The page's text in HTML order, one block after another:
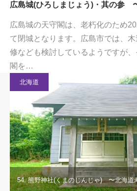
広島城(ひろしまじょう)・其の参
広島城の天守閣は、老朽化のため
て閉城となります。広島市では、
修なども検討しているようですが
閣を…
北海道
54. 熊野神社(くまのじんじゃ) 〜北海道